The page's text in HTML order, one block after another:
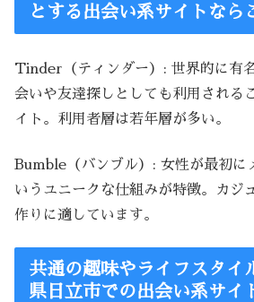
とする出会い系サイトなら
Tinder（ティンダー）: 世界的に有
会いや友達探しとしても利用される
イト。利用者層は若年層が多い。
Bumble（バンブル）: 女性が最初に
いうユニークな仕組みが特徴。カジ
作りに適しています。
共通の趣味やライフスタイ
県日立市での出会い系サイ